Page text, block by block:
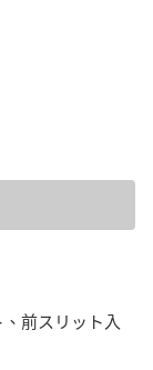
前スリット入